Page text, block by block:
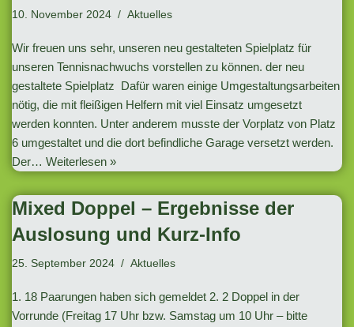
10. November 2024 Aktuelles
Wir freuen uns sehr, unseren neu gestalteten Spielplatz für
unseren Tennisnachwuchs vorstellen zu können. der neu
gestaltete Spielplatz Dafür waren einige Umgestaltungsarbeiten
nötig, die mit fleißigen Helfern mit viel Einsatz umgesetzt
werden konnten. Unter anderem musste der Vorplatz von Platz
6 umgestaltet und die dort befindliche Garage versetzt werden.
Der… Weiterlesen »
Mixed Doppel – Ergebnisse der
Auslosung und Kurz-Info
25. September 2024 Aktuelles
1. 18 Paarungen haben sich gemeldet 2. 2 Doppel in der
Vorrunde (Freitag 17 Uhr bzw. Samstag um 10 Uhr – bitte